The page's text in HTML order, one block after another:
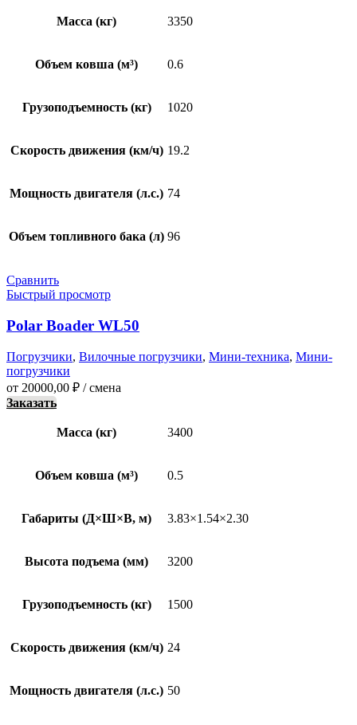
Масса (кг) 3350
Объем ковша (м³) 0.6
Грузоподъемность (кг) 1020
Скорость движения (км/ч) 19.2
Мощность двигателя (л.с.) 74
Объем топливного бака (л) 96
Сравнить
Быстрый просмотр
Polar Boader WL50
Погрузчики, Вилочные погрузчики, Мини-техника, Мини-
погрузчики
от 20000,00 ₽ / смена
Заказать
Масса (кг) 3400
Объем ковша (м³) 0.5
Габариты (Д×Ш×В, м) 3.83×1.54×2.30
Высота подъема (мм) 3200
Грузоподъемность (кг) 1500
Скорость движения (км/ч) 24
Мощность двигателя (л.с.) 50